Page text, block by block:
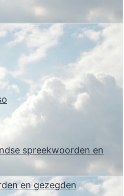
spreekwoorden en
en gezegden